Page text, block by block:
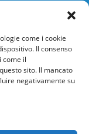
come i cookie
Il consenso
come il
sito. Il mancato
negativamente su